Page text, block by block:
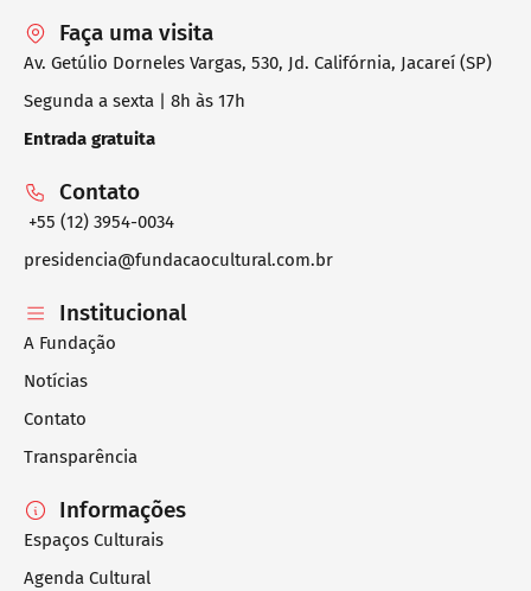
Faça uma visita
Av. Getúlio Dorneles Vargas, 530, Jd. Califórnia, Jacareí (SP)
Segunda a sexta | 8h às 17h
Entrada gratuita
Contato
+55 (12) 3954-0034
presidencia@fundacaocultural.com.br
Institucional
A Fundação
Notícias
Contato
Transparência
Informações
Espaços Culturais
Agenda Cultural